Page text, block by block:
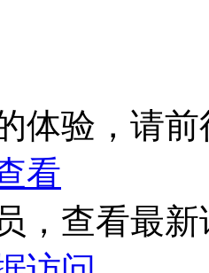
体验，请
看
，查看最